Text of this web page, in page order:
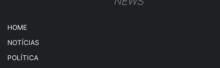
HOME
NOTÍCIAS
POLÍTICA